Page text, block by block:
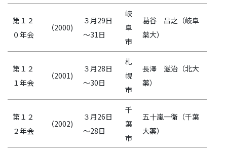
第１２
０年会
（2000)
３月29日
～31日
岐
阜
市
葛谷 昌之（岐阜
薬大）
第１２
１年会
（2001)
３月28日
～30日
札
幌
市
長澤 滋治（北大
薬）
第１２
２年会
（2002)
３月26日
～28日
千
葉
市
五十嵐一衛（千葉
大薬）